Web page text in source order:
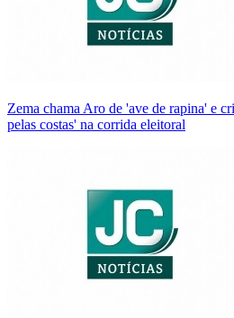
Zema chama Aro de 'ave de rapina' e
pelas costas' na corrida eleitoral